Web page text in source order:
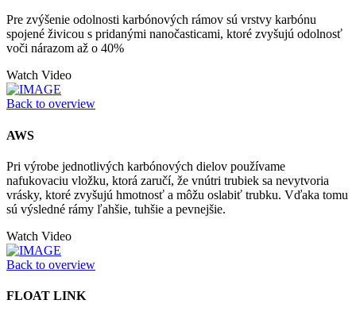
Pre zvýšenie odolnosti karbónových rámov sú vrstvy karbónu
spojené živicou s pridanými nanočasticami, ktoré zvyšujú odolnosť
voči nárazom až o 40%
Watch Video
Back to overview
AWS
Pri výrobe jednotlivých karbónových dielov používame
nafukovaciu vložku, ktorá zaručí, že vnútri trubiek sa nevytvoria
vrásky, ktoré zvyšujú hmotnosť a môžu oslabiť trubku. Vďaka tomu
sú výsledné rámy ľahšie, tuhšie a pevnejšie.
Watch Video
Back to overview
FLOAT LINK